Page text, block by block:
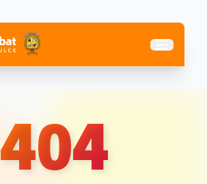
Abrir
404